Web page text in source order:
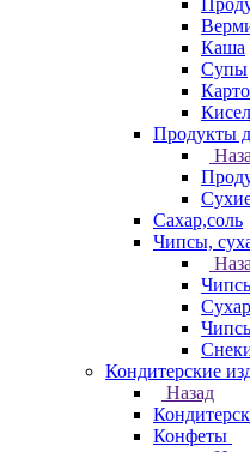
Каша
Супы
Продукты
Сахар,соль
Чипсы,
Кондитерские
Назад
Конфеты